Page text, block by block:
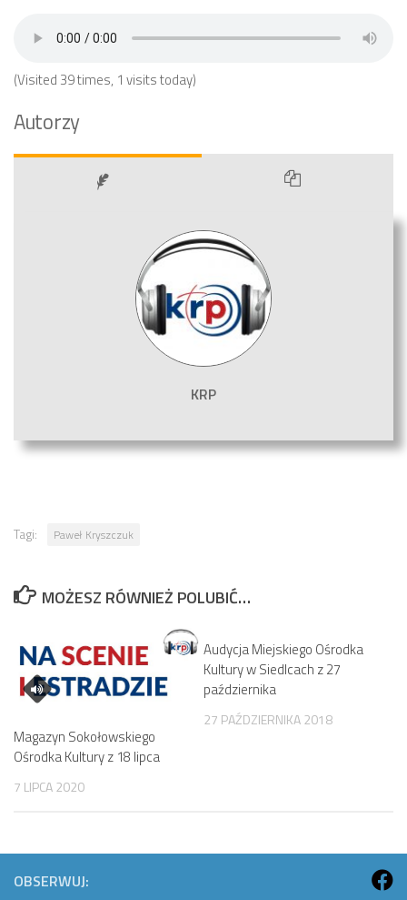
(Visited 39 times, 1 visits today)
Autorzy
KRP
Tagi: Paweł Kryszczuk
MOŻESZ RÓWNIEŻ POLUBIĆ…
Magazyn Sokołowskiego
Ośrodka Kultury z 18 lipca
7 LIPCA 2020
Audycja Miejskiego Ośrodka
Kultury w Siedlcach z 27
października
27 PAŹDZIERNIKA 2018
OBSERWUJ: